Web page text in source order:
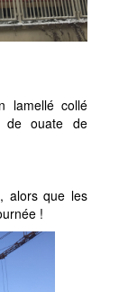
lamellé collé
de ouate de
alors que les
!